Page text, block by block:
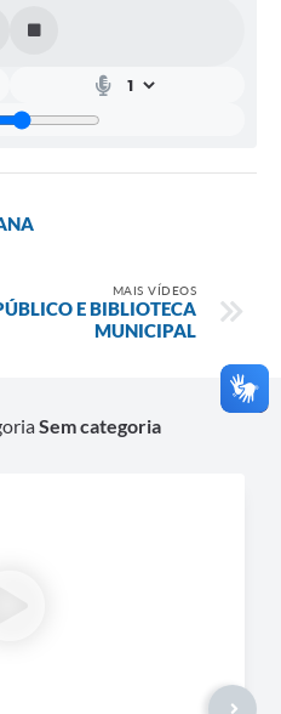
MAIS VÍDEOS
E BIBLIOTECA
MUNICIPAL
Sem categoria